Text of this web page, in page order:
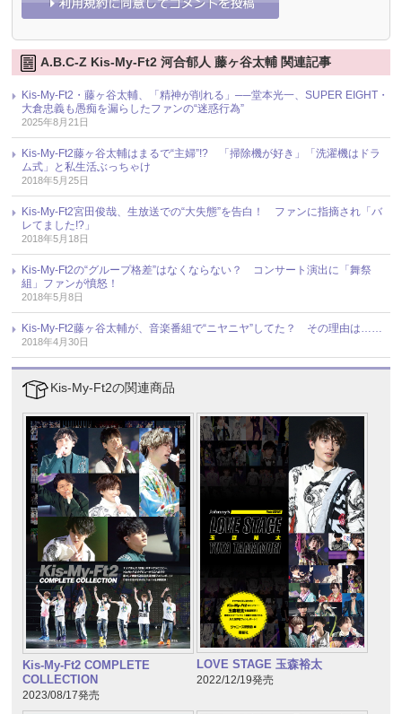
A.B.C-Z Kis-My-Ft2 河合郁人 藤ヶ谷太輔 関連記事
Kis-My-Ft2・藤ヶ谷太輔、「精神が削れる」──堂本光一、SUPER EIGHT・
大倉忠義も愚痴を漏らしたファンの“迷惑行為”
2025年8月21日
Kis-My-Ft2藤ヶ谷太輔はまるで“主婦”!? 「掃除機が好き」「洗濯機はドラ
ム式」と私生活ぶっちゃけ
2018年5月25日
Kis-My-Ft2宮田俊哉、生放送での“大失態”を告白！ ファンに指摘され「バ
レてました!?」
2018年5月18日
Kis-My-Ft2の“グループ格差”はなくならない？ コンサート演出に「舞祭
組」ファンが憤怒！
2018年5月8日
Kis-My-Ft2藤ヶ谷太輔が、音楽番組で“ニヤニヤ”してた？ その理由は……
2018年4月30日
Kis-My-Ft2の関連商品
Kis-My-Ft2 COMPLETE
COLLECTION
2023/08/17発売
LOVE STAGE 玉森裕太
2022/12/19発売